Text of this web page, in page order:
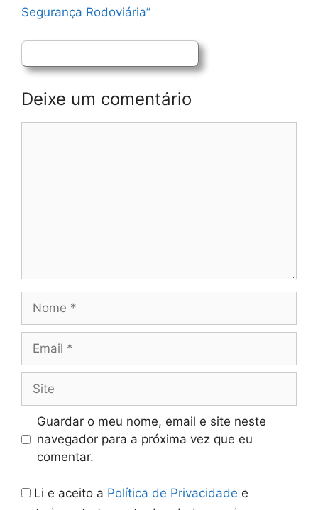
Segurança Rodoviária”
Deixe um comentário
Nome
Email
Site
Guardar o meu nome, email e site neste
navegador para a próxima vez que eu
comentar.
Li e aceito a Política de Privacidade e